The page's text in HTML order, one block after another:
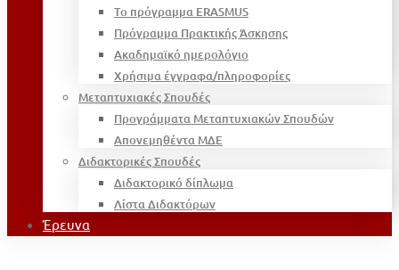
Το πρόγραμμα ERASMUS
Πρόγραμμα Πρακτικής Άσκησης
Ακαδημαϊκό ημερολόγιο
Χρήσιμα έγγραφα/πληροφορίες
Μεταπτυχιακές Σπουδές
Προγράμματα Μεταπτυχιακών Σπουδών
Απονεμηθέντα ΜΔΕ
Διδακτορικές Σπουδές
Διδακτορικό δίπλωμα
Λίστα Διδακτόρων
Έρευνα